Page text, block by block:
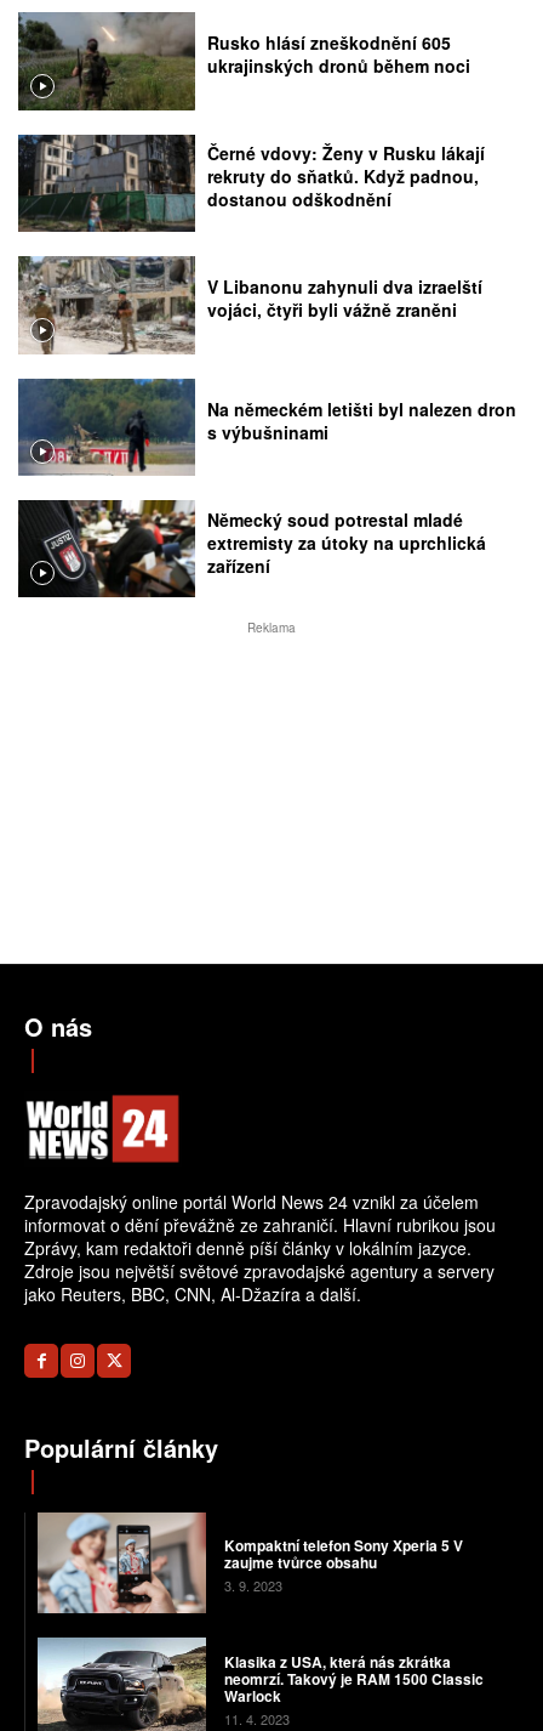
Rusko hlásí zneškodnění 605
ukrajinských dronů během noci
Černé vdovy: Ženy v Rusku lákají
rekruty do sňatků. Když padnou,
dostanou odškodnění
V Libanonu zahynuli dva izraelští
vojáci, čtyři byli vážně zraněni
Na německém letišti byl nalezen dron
s výbušninami
Německý soud potrestal mladé
extremisty za útoky na uprchlická
zařízení
Reklama
O nás
Zpravodajský online portál World News 24 vznikl za účelem
informovat o dění převážně ze zahraničí. Hlavní rubrikou jsou
Zprávy, kam redaktoři denně píší články v lokálním jazyce.
Zdroje jsou největší světové zpravodajské agentury a servery
jako Reuters, BBC, CNN, Al-Džazíra a další.
Populární články
Kompaktní telefon Sony Xperia 5 V
zaujme tvůrce obsahu
3. 9. 2023
Klasika z USA, která nás zkrátka
neomrzí. Takový je RAM 1500 Classic
Warlock
11. 4. 2023